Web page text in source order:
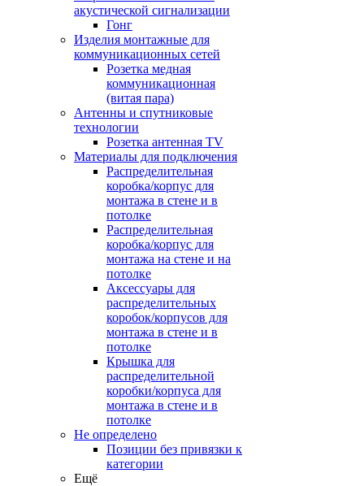
акустической сигнализации
Гонг
Изделия монтажные для
коммуникационных сетей
Розетка медная
коммуникационная
(витая пара)
Антенны и спутниковые
технологии
Розетка антенная TV
Материалы для подключения
Распределительная
коробка/корпус для
монтажа в стене и в
потолке
Распределительная
коробка/корпус для
монтажа на стене и на
потолке
Аксессуары для
распределительных
коробок/корпусов для
монтажа в стене и в
потолке
Крышка для
распределительной
коробки/корпуса для
монтажа в стене и в
потолке
Не определено
Позиции без привязки к
категории
Ещё